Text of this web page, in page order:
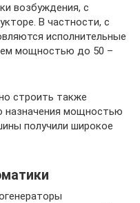
возбуждения, с
В частности, с
исполнительные
мощностью до 50 –
строить также
назначения мощностью
получили широкое